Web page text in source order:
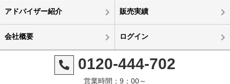
アドバイザー紹介 販売実績
会社概要 ログイン
0120-444-702
営業時間：9：00～